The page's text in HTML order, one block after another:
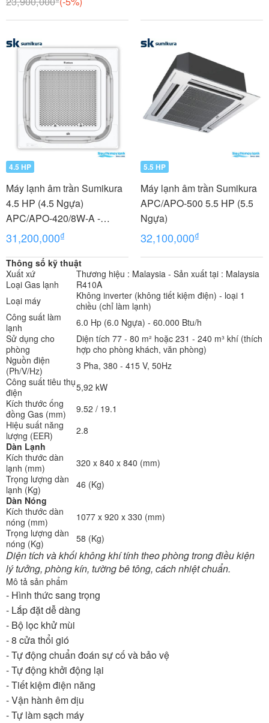
4.5 HP
Máy lạnh âm trần Sumikura
4.5 HP (4.5 Ngựa)
APC/APO-420/8W-A -
model 2022
31,200,000₫
5.5 HP
Máy lạnh âm trần Sumikura
APC/APO-500 5.5 HP (5.5
Ngựa)
32,100,000₫
Thông số kỹ thuật
Xuất xứ
Thương hiệu : Malaysia - Sản xuất tại : Malaysia
Loại Gas lạnh
R410A
Loại máy
Không inverter (không tiết kiệm điện) - loại 1
chiều (chỉ làm lạnh)
Công suất làm
lạnh
6.0 Hp (6.0 Ngựa) - 60.000 Btu/h
Sử dụng cho
phòng
Diện tích 77 - 80 m² hoặc 231 - 240 m³ khí (thích
hợp cho phòng khách, văn phòng)
Nguồn điện
(Ph/V/Hz)
3 Pha, 380 - 415 V, 50Hz
Công suất tiêu thụ
điện
5,92 kW
Kích thước ống
đồng Gas (mm)
9.52 / 19.1
Hiệu suất năng
lượng (EER)
2.8
Dàn Lạnh
Kích thước dàn
lạnh (mm)
320 x 840 x 840 (mm)
Trọng lượng dàn
lạnh (Kg)
46 (Kg)
Dàn Nóng
Kích thước dàn
nóng (mm)
1077 x 920 x 330 (mm)
Trọng lượng dàn
nóng (Kg)
58 (Kg)
Diện tích và khối không khí tính theo phòng trong điều kiện
lý tưởng, phòng kín, tường bê tông, cách nhiệt chuẩn.
Mô tả sản phẩm
- Hình thức sang trọng
- Lắp đặt dễ dàng
- Bộ lọc khử mùi
- 8 cửa thổi gió
- Tự động chuẩn đoán sự cố và bảo vệ
- Tự động khởi động lại
- Tiết kiệm điện năng
- Vận hành êm dịu
- Tự làm sạch máy